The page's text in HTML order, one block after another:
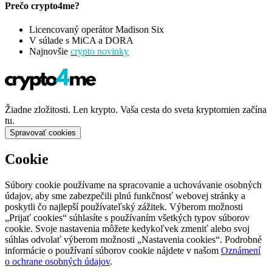
Prečo crypto4me?
Licencovaný operátor Madison Six
V súlade s MiCA a DORA
Najnovšie crypto novinky
Žiadne zložitosti. Len krypto. Vaša cesta do sveta kryptomien začína
tu.
Spravovať cookies
Cookie
Súbory cookie používame na spracovanie a uchovávanie osobných
údajov, aby sme zabezpečili plnú funkčnosť webovej stránky a
poskytli čo najlepší používateľský zážitek. Výberom možnosti
„Prijať cookies“ súhlasíte s používaním všetkých typov súborov
cookie. Svoje nastavenia môžete kedykoľvek zmeniť alebo svoj
súhlas odvolať výberom možnosti „Nastavenia cookies“. Podrobné
informácie o používaní súborov cookie nájdete v našom Oznámení
o ochrane osobných údajov.